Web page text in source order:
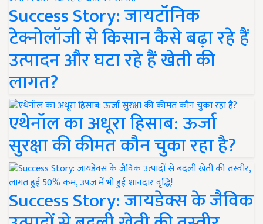
Success Story: जायटॉनिक
टेक्नोलॉजी से किसान कैसे बढ़ा रहे हैं
उत्पादन और घटा रहे हैं खेती की
लागत?
एथेनॉल का अधूरा हिसाब: ऊर्जा
सुरक्षा की कीमत कौन चुका रहा है?
Success Story: जायडेक्स के जैविक